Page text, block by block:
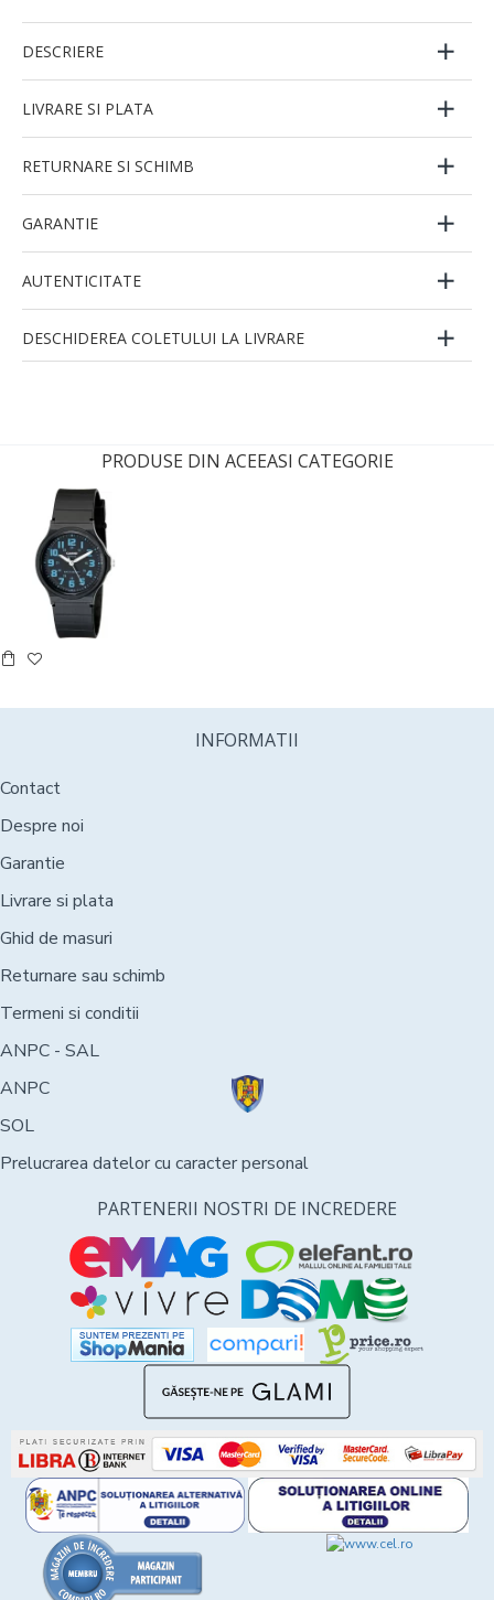
DESCRIERE
LIVRARE SI PLATA
RETURNARE SI SCHIMB
GARANTIE
AUTENTICITATE
DESCHIDEREA COLETULUI LA LIVRARE
PRODUSE DIN ACEEASI CATEGORIE
INFORMATII
Contact
Despre noi
Garantie
Livrare si plata
Ghid de masuri
Returnare sau schimb
Termeni si conditii
ANPC - SAL
ANPC
SOL
Prelucrarea datelor cu caracter personal
PARTENERII NOSTRI DE INCREDERE